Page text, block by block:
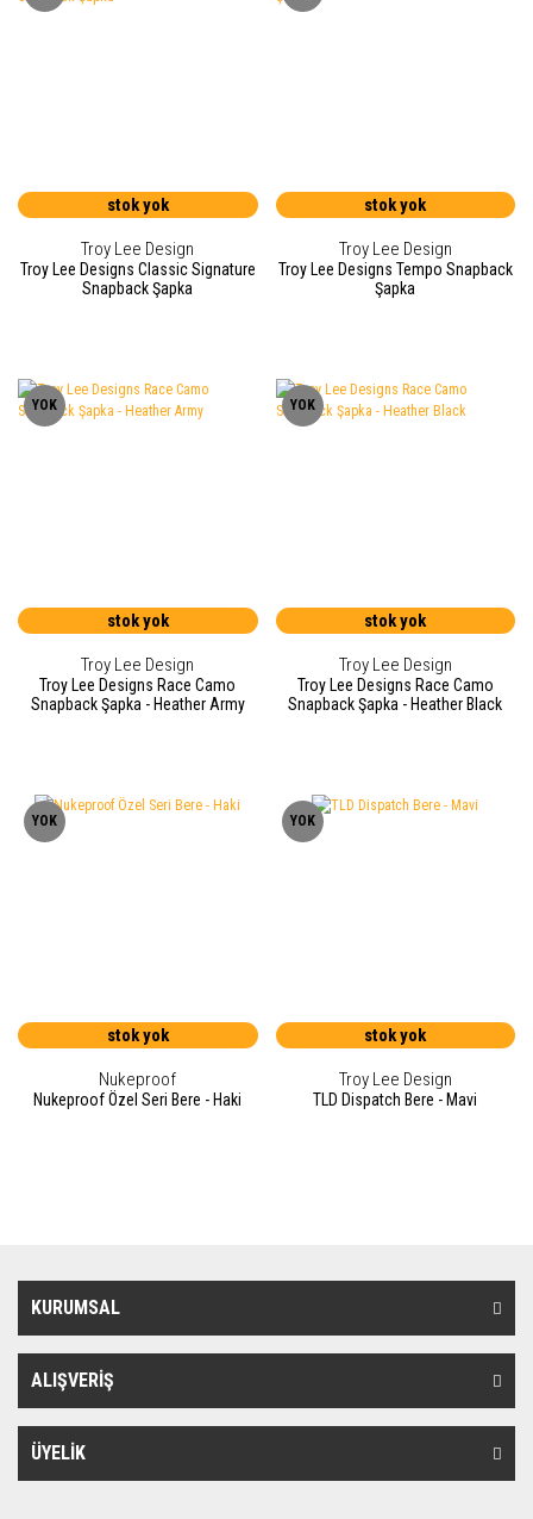
stok yok
Troy Lee Design
Troy Lee Designs Classic Signature
Snapback Şapka
stok yok
Troy Lee Design
Troy Lee Designs Tempo Snapback
Şapka
YOK
stok yok
Troy Lee Design
Troy Lee Designs Race Camo
Snapback Şapka - Heather Army
YOK
stok yok
Troy Lee Design
Troy Lee Designs Race Camo
Snapback Şapka - Heather Black
YOK
stok yok
Nukeproof
Nukeproof Özel Seri Bere - Haki
YOK
stok yok
Troy Lee Design
TLD Dispatch Bere - Mavi
KURUMSAL
ALIŞVERİŞ
ÜYELİK